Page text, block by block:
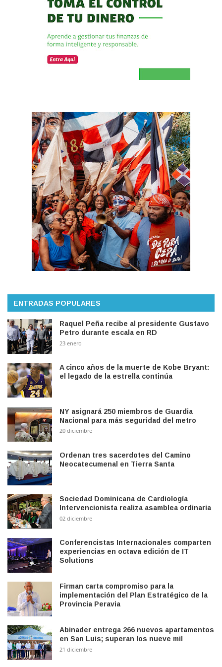
ENTRADAS POPULARES
Raquel Peña recibe al presidente Gustavo
Petro durante escala en RD
23 enero
A cinco años de la muerte de Kobe Bryant:
el legado de la estrella continúa
NY asignará 250 miembros de Guardia
Nacional para más seguridad del metro
20 diciembre
Ordenan tres sacerdotes del Camino
Neocatecumenal en Tierra Santa
Sociedad Dominicana de Cardiología
Intervencionista realiza asamblea ordinaria
02 diciembre
Conferencistas Internacionales comparten
experiencias en octava edición de IT
Solutions
Firman carta compromiso para la
implementación del Plan Estratégico de la
Provincia Peravia
Abinader entrega 266 nuevos apartamentos
en San Luis; superan los nueve mil
21 diciembre